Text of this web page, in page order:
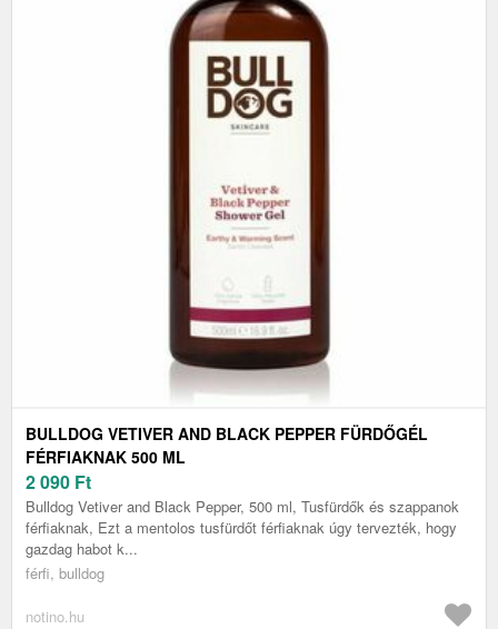
BULLDOG VETIVER AND BLACK PEPPER FÜRDŐGÉL
FÉRFIAKNAK 500 ML
2 090 Ft
Bulldog Vetiver and Black Pepper, 500 ml, Tusfürdők és szappanok
férfiaknak, Ezt a mentolos tusfürdőt férfiaknak úgy tervezték, hogy
gazdag habot k...
férfi, bulldog
notino.hu